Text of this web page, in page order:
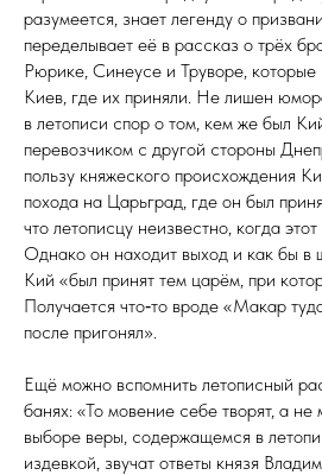
разумеется, знает легенду о
переделывает её в рассказ о трёх
Рюрике, Синеусе и Труворе,
Киев, где их приняли. Не лишен
в летописи спор о том, кем же был
перевозчиком с другой стороны
пользу княжеского происхождения
похода на Царьград, где он был
что летописцу неизвестно, когда
Однако он находит выход и как бы в
Кий «был принят тем царём, при
Получается что‑то вроде «Макар
после пригонял».
Ещё можно вспомнить летописный
банях: «То мовение себе творят, а
выборе веры, содержащемся в
издевкой, звучат ответы князя